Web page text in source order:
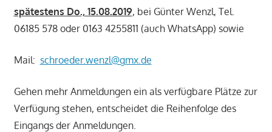
spätestens Do., 15.08.2019, bei Günter Wenzl, Tel.
06185 578 oder 0163 4255811 (auch WhatsApp) sowie
Mail: schroeder.wenzl@gmx.de
Gehen mehr Anmeldungen ein als verfügbare Plätze zur
Verfügung stehen, entscheidet die Reihenfolge des
Eingangs der Anmeldungen.